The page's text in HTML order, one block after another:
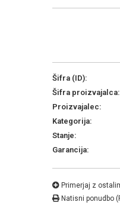
Šifra (ID):
Šifra proizvajalca:
Proizvajalec:
Kategorija:
Stanje:
Garancija:
Primerjaj z
Natisni ponudbo